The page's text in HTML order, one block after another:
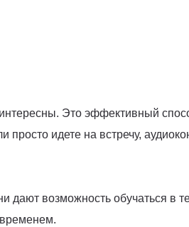
Это эффективный
идете на встречу,
дают возможность обучаться в